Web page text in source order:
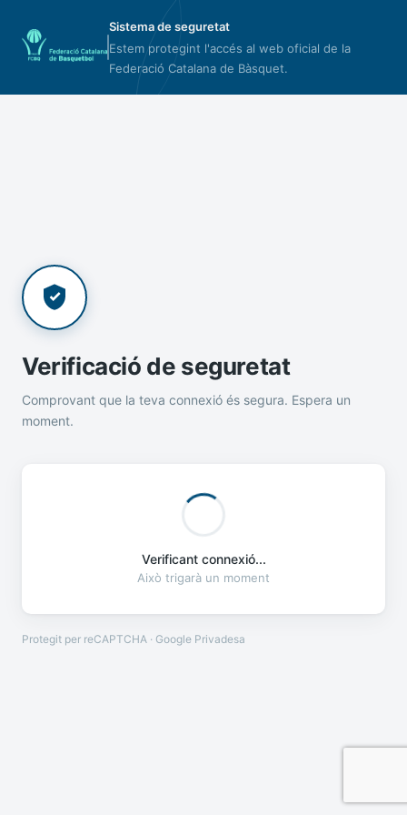
Sistema de seguretat
Estem protegint l'accés al web oficial de la
Federació Catalana de Bàsquet.
Verificació de seguretat
Comprovant que la teva connexió és segura. Espera un
moment.
Verificant connexió...
Això trigarà un moment
Protegit per reCAPTCHA · Google Privadesa